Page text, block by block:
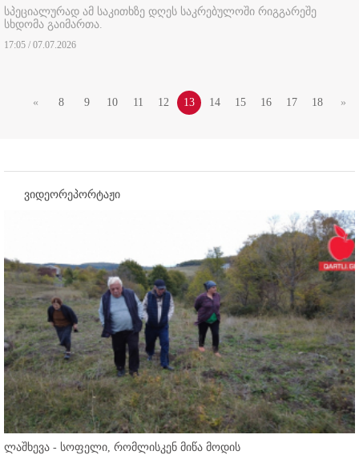
სპეციალურად ამ საკითხზე დღეს საკრებულოში რიგგარეშე
სხდომა გაიმართა.
17:05 / 07.07.2026
« 8 9 10 11 12 13 14 15 16 17 18 »
ვიდეორეპორტაჟი
ლაშხევა - სოფელი, რომლისკენ მიწა მოდის